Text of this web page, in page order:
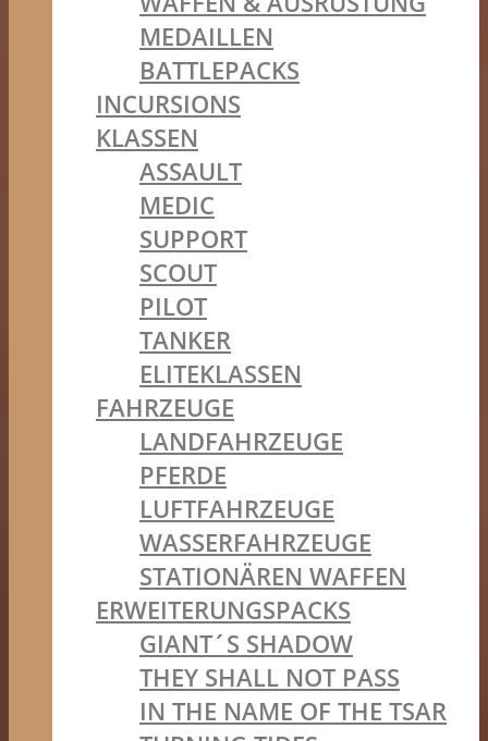
MEDAILLEN
BATTLEPACKS
INCURSIONS
KLASSEN
ASSAULT
MEDIC
SUPPORT
SCOUT
PILOT
TANKER
ELITEKLASSEN
FAHRZEUGE
LANDFAHRZEUGE
PFERDE
LUFTFAHRZEUGE
WASSERFAHRZEUGE
STATIONÄREN WAFFEN
ERWEITERUNGSPACKS
GIANT´S SHADOW
THEY SHALL NOT PASS
IN THE NAME OF THE TSAR